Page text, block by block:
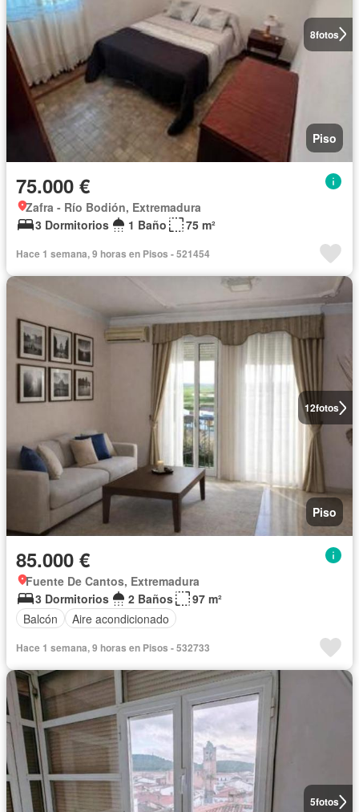
8fotos
Piso
75.000 €
Zafra - Río Bodión, Extremadura
3 Dormitorios
1 Baño 75 m²
Hace 1 semana, 9 horas en Pisos - 521454
12fotos
Piso
85.000 €
Fuente De Cantos, Extremadura
3 Dormitorios
2 Baños
97 m²
Balcón
Aire acondicionado
Hace 1 semana, 9 horas en Pisos - 532733
5fotos